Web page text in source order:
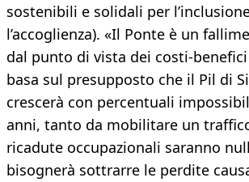
sostenibili e solidali per
l’accoglienza). «Il Ponte è un
dal punto di vista dei costi-benefici
basa sul presupposto che il Pil di
crescerà con percentuali
anni, tanto da mobilitare un
ricadute occupazionali saranno
bisognerà sottrarre le perdite